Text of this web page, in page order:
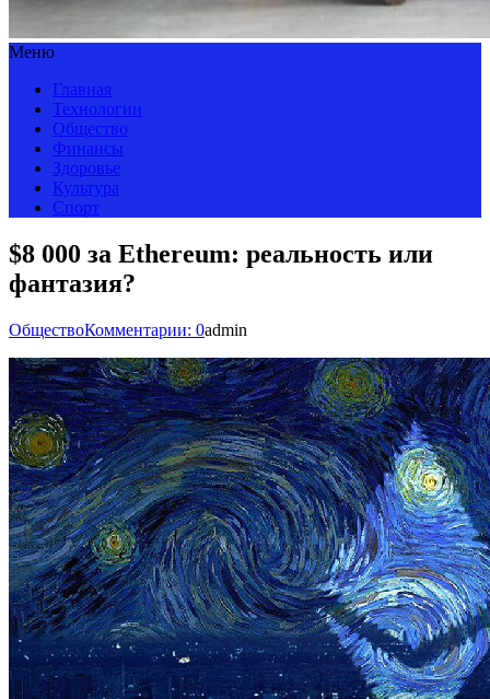
Меню
Главная
Технологии
Общество
Финансы
Здоровье
Культура
Спорт
$8 000 за Ethereum: реальность или
фантазия?
ОбществоКомментарии: 0admin